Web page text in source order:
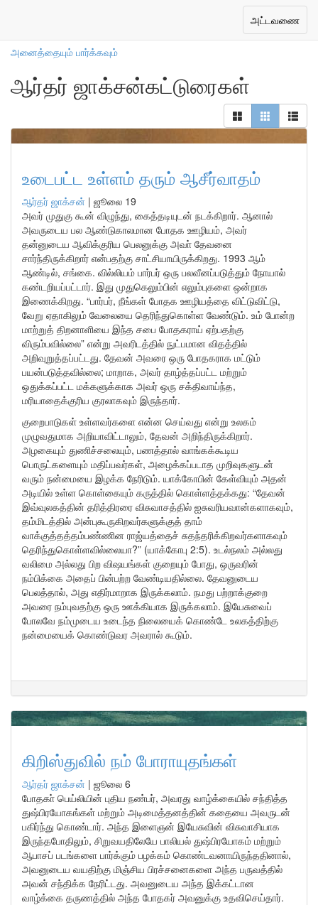
Toggle
navigation
அட்டவணை
அனைத்தையும் பார்க்கவும்
ஆர்தர் ஜாக்சன்கட்டுரைகள்
உடைபட்ட உள்ளம் தரும் ஆசீர்வாதம்
ஆர்தர் ஜாக்சன் | ஜூலை 19
அவர் முதுகு கூன் விழுந்து, கைத்தடியுடன் நடக்கிறார். ஆனால்
அவருடைய பல ஆண்டுகாலமான போதக ஊழியம், அவர்
தன்னுடைய ஆவிக்குரிய பெலனுக்கு அவா் தேவனை
சார்ந்திருக்கிறார் என்பதற்கு சாட்சியாயிருக்கிறது. 1993 ஆம்
ஆண்டில், சங்கை. வில்லியம் பார்பர் ஒரு பலவீனப்படுத்தும் நோயால்
கண்டறியப்பட்டார். இது முதுகெலும்பின் எலும்புகளை ஒன்றாக
இணைக்கிறது. “பார்பர், நீங்கள் போதக ஊழியத்தை விட்டுவிட்டு,
வேறு ஏதாகிலும் வேலையை தெரிந்துகொள்ள வேண்டும். உம் போன்ற
மாற்றுத் திறனாளியை இந்த சபை போதகராய் ஏற்பதற்கு
விரும்பவில்லை” என்று அவரிடத்தில் நுட்பமான விதத்தில்
அறிவுறுத்தப்பட்டது. தேவன் அவரை ஒரு போதகராக மட்டும்
பயன்படுத்தவில்லை; மாறாக, அவர் தாழ்த்தப்பட்ட மற்றும்
ஒதுக்கப்பட்ட மக்களுக்காக அவர் ஒரு சக்திவாய்ந்த,
மரியாதைக்குரிய குரலாகவும் இருந்தார்.
குறைபாடுகள் உள்ளவர்களை என்ன செய்வது என்று உலகம்
முழுவதுமாக அறியாவிட்டாலும், தேவன் அறிந்திருக்கிறார்.
அழகையும் துணிச்சலையும், பணத்தால் வாங்கக்கூடிய
பொருட்களையும் மதிப்பவர்கள், அழைக்கப்படாத முறிவுகளுடன்
வரும் நன்மையை இழக்க நேரிடும். யாக்கோபின் கேள்வியும் அதன்
அடியில் உள்ள கொள்கையும் கருத்தில் கொள்ளத்தக்கது: “தேவன்
இவ்வுலகத்தின் தரித்திரரை விசுவாசத்தில் ஐசுவரியவான்களாகவும்,
தம்மிடத்தில் அன்புகூருகிறவர்களுக்குத் தாம்
வாக்குத்தத்தம்பண்ணின ராஜ்யத்தைச் சுதந்தரிக்கிறவர்களாகவும்
தெரிந்துகொள்ளவில்லையா?” (யாக்கோபு 2:5). உடல்நலம் அல்லது
வலிமை அல்லது பிற விஷயங்கள் குறையும் போது, ஒருவரின்
நம்பிக்கை அதைப் பின்பற்ற வேண்டியதில்லை. தேவனுடைய
பெலத்தால், அது எதிர்மாறாக இருக்கலாம். நமது பற்றாக்குறை
அவரை நம்புவதற்கு ஒரு ஊக்கியாக இருக்கலாம். இயேசுவைப்
போலவே நம்முடைய உடைந்த நிலையைக் கொண்டே உலகத்திற்கு
நன்மையைக் கொண்டுவர அவரால் கூடும்.
கிறிஸ்துவில் நம் போராயுதங்கள்
ஆர்தர் ஜாக்சன் | ஜூலை 6
போதகா் பெய்லியின் புதிய நண்பர், அவரது வாழ்க்கையில் சந்தித்த
துஷ்பிரயோகங்கள் மற்றும் அடிமைத்தனத்தின் கதையை அவருடன்
பகிர்ந்து கொண்டார். அந்த இளைஞன் இயேசுவின் விசுவாசியாக
இருந்தபோதிலும், சிறுவயதிலேயே பாலியல் துஷ்பிரயோகம் மற்றும்
ஆபாசப் படங்களை பார்க்கும் பழக்கம் கொண்டவனாயிருந்ததினால்,
அவனுடைய வயதிற்கு மிஞ்சிய பிரச்சனைகளை அந்த பருவத்தில்
அவன் சந்திக்க நேரிட்டது. அவனுடைய அந்த இக்கட்டான
வாழ்க்கை தருணத்தில் அந்த போதகர் அவனுக்கு உதவிசெய்தார்.